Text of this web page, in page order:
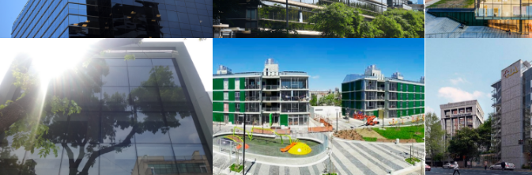
Soluciones
Informáticas
Integrales
Viviendas YPF -
Barrio 31